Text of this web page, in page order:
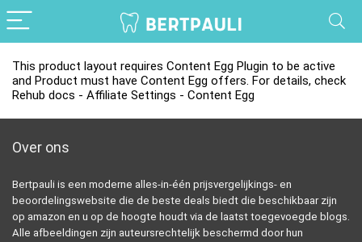
This product layout requires Content Egg Plugin to be active
and Product must have Content Egg offers. For details, check
Rehub docs - Affiliate Settings - Content Egg
Over ons
Bertpauli is een moderne alles-in-één prijsvergelijkings- en
beoordelingswebsite die de beste deals biedt die beschikbaar zijn
op amazon en u op de hoogte houdt via de laatst toegevoegde blogs.
Alle afbeeldingen zijn auteursrechtelijk beschermd door hun